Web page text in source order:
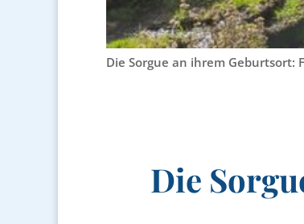
Die Sorgue an ihrem Geburtsort:
Die